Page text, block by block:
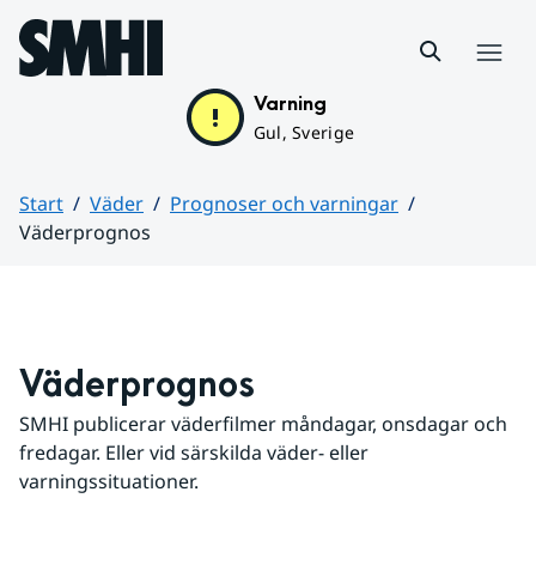
Hoppa till sidans innehåll
Varning
Gul, Sverige
Start Väder
Prognoser och varningar
Väderprognos
Väderprognos
SMHI publicerar väderfilmer måndagar, onsdagar och
fredagar. Eller vid särskilda väder- eller
varningssituationer.